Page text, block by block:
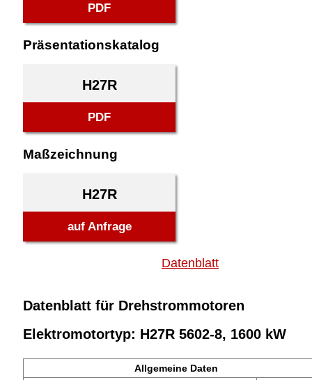
PDF
Präsentationskatalog
H27R
PDF
Maßzeichnung
H27R
auf Anfrage
Datenblatt
Datenblatt für Drehstrommotoren
Elektromotortyp: H27R 5602-8, 1600 kW
Allgemeine Daten